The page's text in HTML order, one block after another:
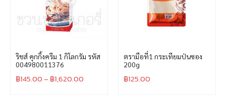
ริชส์ คุกกิ้งครีม 1 กิโลกรัม รหัส
004980011376
฿145.00– ฿1,620.00
ตรามือที่1 กระเทียมป่นซอง
200g
฿125.00